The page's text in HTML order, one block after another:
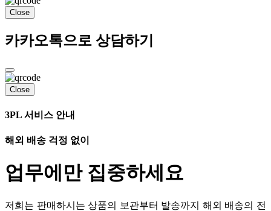
Close
카카오톡으로 상담하기
Close
3PL 서비스 안내
해외 배송 걱정 없이
업무에만 집중하세요
저희는 판매하시는 상품의 보관부터 발송까지 해외 배송의 전